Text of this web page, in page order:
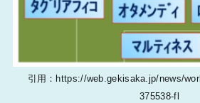
引用：https://web.gekisaka.jp/news/
375538-fl